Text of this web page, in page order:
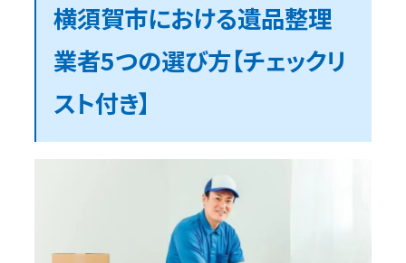
まとめ
横須賀市における遺品整理
業者5つの選び方【チェックリ
スト付き】